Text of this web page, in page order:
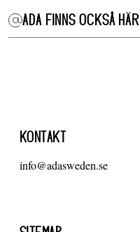
ADA FINNS OCKSÅ HÄR
KONTAKT
info@adasweden.se